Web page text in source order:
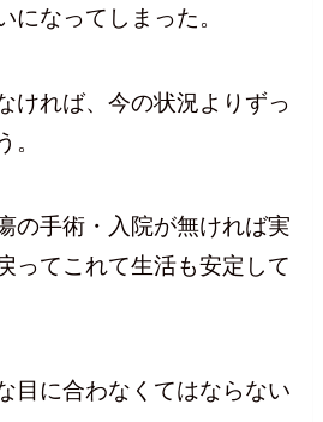
になってしまった。
ければ、今の状況よりずっ
。
の手術・入院が無ければ実
ってこれて生活も安定して
目に合わなくてはならない